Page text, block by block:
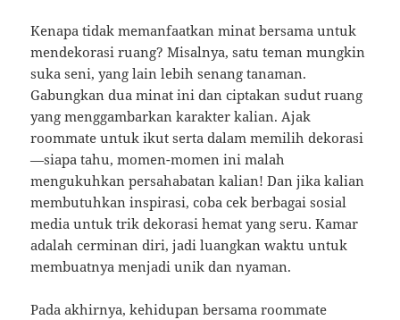
Kenapa tidak memanfaatkan minat bersama untuk
mendekorasi ruang? Misalnya, satu teman mungkin
suka seni, yang lain lebih senang tanaman.
Gabungkan dua minat ini dan ciptakan sudut ruang
yang menggambarkan karakter kalian. Ajak
roommate untuk ikut serta dalam memilih dekorasi
—siapa tahu, momen-momen ini malah
mengukuhkan persahabatan kalian! Dan jika kalian
membutuhkan inspirasi, coba cek berbagai sosial
media untuk trik dekorasi hemat yang seru. Kamar
adalah cerminan diri, jadi luangkan waktu untuk
membuatnya menjadi unik dan nyaman.
Pada akhirnya, kehidupan bersama roommate